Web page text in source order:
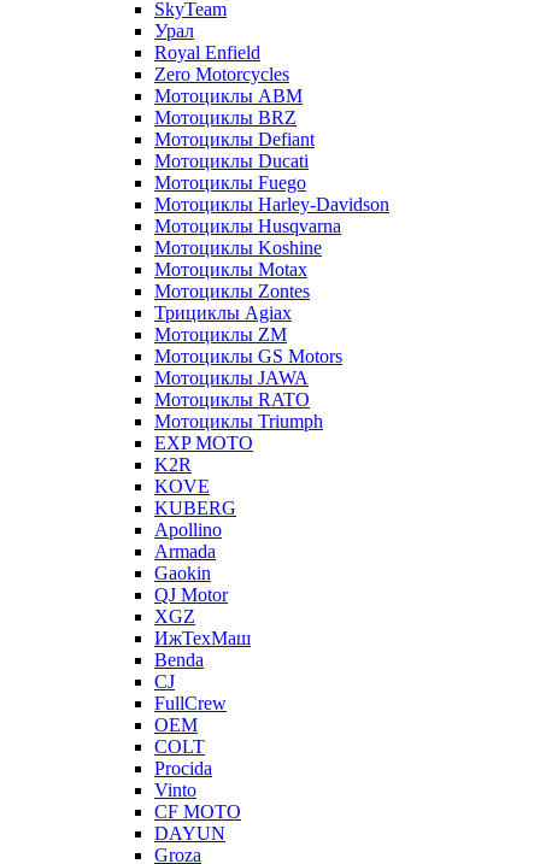
SkyTeam
Урал
Royal Enfield
Zero Motorcycles
Мотоциклы ABM
Мотоциклы BRZ
Мотоциклы Defiant
Мотоциклы Ducati
Мотоциклы Fuego
Мотоциклы Harley-Davidson
Мотоциклы Husqvarna
Мотоциклы Koshine
Мотоциклы Motax
Мотоциклы Zontes
Трициклы Agiax
Мотоциклы ZM
Мотоциклы GS Motors
Мотоциклы JAWA
Мотоциклы RATO
Мотоциклы Triumph
EXP MOTO
K2R
KOVE
KUBERG
Apollino
Armada
Gaokin
QJ Motor
XGZ
ИжТехМаш
Benda
CJ
FullCrew
OEM
COLT
Procida
Vinto
CF MOTO
DAYUN
Groza